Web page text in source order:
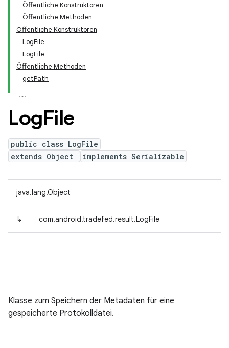
Öffentliche Konstruktoren
Öffentliche Methoden
Öffentliche Konstruktoren
LogFile
LogFile
Öffentliche Methoden
getPath
LogFile
public class LogFile
extends Object
implements Serializable
java.lang.Object
↳ com.android.tradefed.result.LogFile
Klasse zum Speichern der Metadaten für eine
gespeicherte Protokolldatei.